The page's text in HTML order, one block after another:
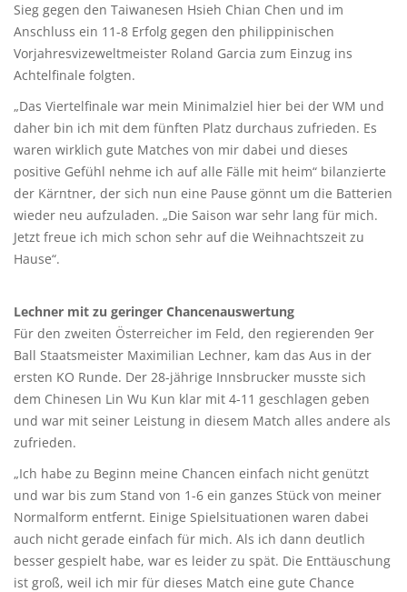
Sieg gegen den Taiwanesen Hsieh Chian Chen und im
Anschluss ein 11-8 Erfolg gegen den philippinischen
Vorjahresvizeweltmeister Roland Garcia zum Einzug ins
Achtelfinale folgten.
„Das Viertelfinale war mein Minimalziel hier bei der WM und
daher bin ich mit dem fünften Platz durchaus zufrieden. Es
waren wirklich gute Matches von mir dabei und dieses
positive Gefühl nehme ich auf alle Fälle mit heim“ bilanzierte
der Kärntner, der sich nun eine Pause gönnt um die Batterien
wieder neu aufzuladen. „Die Saison war sehr lang für mich.
Jetzt freue ich mich schon sehr auf die Weihnachtszeit zu
Hause“.
Lechner mit zu geringer Chancenauswertung
Für den zweiten Österreicher im Feld, den regierenden 9er
Ball Staatsmeister Maximilian Lechner, kam das Aus in der
ersten KO Runde. Der 28-jährige Innsbrucker musste sich
dem Chinesen Lin Wu Kun klar mit 4-11 geschlagen geben
und war mit seiner Leistung in diesem Match alles andere als
zufrieden.
„Ich habe zu Beginn meine Chancen einfach nicht genützt
und war bis zum Stand von 1-6 ein ganzes Stück von meiner
Normalform entfernt. Einige Spielsituationen waren dabei
auch nicht gerade einfach für mich. Als ich dann deutlich
besser gespielt habe, war es leider zu spät. Die Enttäuschung
ist groß, weil ich mir für dieses Match eine gute Chance